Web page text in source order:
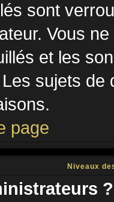
sont
Vous
et les
sujets
page
Niveaux
?